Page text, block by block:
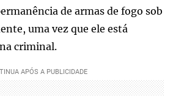
de armas de fogo sob
uma vez que ele está
criminal.